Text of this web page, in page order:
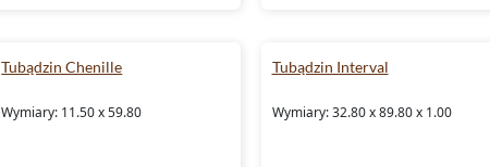
Tubądzin Chenille
Wymiary: 11.50 x 59.80
Tubądzin Interval
Wymiary: 32.80 x 89.80 x 1.00